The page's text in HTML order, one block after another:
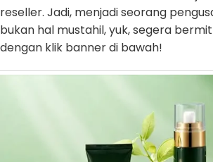
reseller. Jadi, menjadi seorang
bukan hal mustahil, yuk, segera
dengan klik banner di bawah!